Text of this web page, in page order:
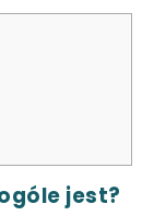
jest?